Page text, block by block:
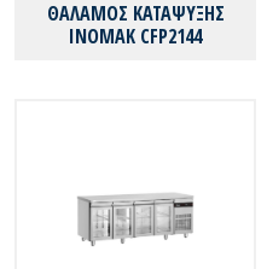
ΘΑΛΑΜΟΣ ΚΑΤΑΨΥΞΗΣ
ΙΝΟΜΑΚ CFP2144